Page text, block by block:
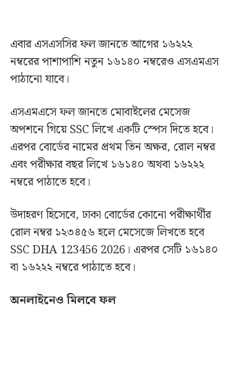
এবার এসএসসির ফল জানতে আগের ১৬২২২
নম্বরের পাশাপাশি নতুন ১৬১৪০ নম্বরেও এসএমএস
পাঠানো যাবে।
এসএমএসে ফল জানতে মোবাইলের মেসেজ
অপশনে গিয়ে SSC লিখে একটি স্পেস দিতে হবে।
এরপর বোর্ডের নামের প্রথম তিন অক্ষর, রোল নম্বর
এবং পরীক্ষার বছর লিখে ১৬১৪০ অথবা ১৬২২২
নম্বরে পাঠাতে হবে।
উদাহরণ হিসেবে, ঢাকা বোর্ডের কোনো পরীক্ষার্থীর
রোল নম্বর ১২৩৪৫৬ হলে মেসেজে লিখতে হবে
SSC DHA 123456 2026। এরপর সেটি ১৬১৪০
বা ১৬২২২ নম্বরে পাঠাতে হবে।
অনলাইনেও মিলবে ফল